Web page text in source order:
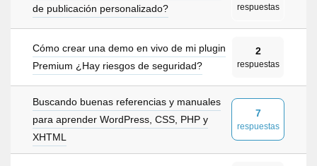
de publicación personalizado?
respuestas
Cómo crear una demo en vivo de mi plugin
Premium ¿Hay riesgos de seguridad?
2
respuestas
Buscando buenas referencias y manuales
para aprender WordPress, CSS, PHP y
XHTML
7
respuestas